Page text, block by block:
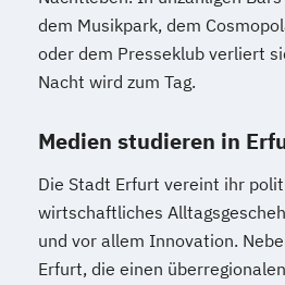
dem Musikpark, dem
oder dem Presseklub verliert
Nacht wird zum Tag.
Medien studieren in
Die Stadt Erfurt vereint ihr
wirtschaftliches
und vor allem Innovation.
Erfurt, die einen